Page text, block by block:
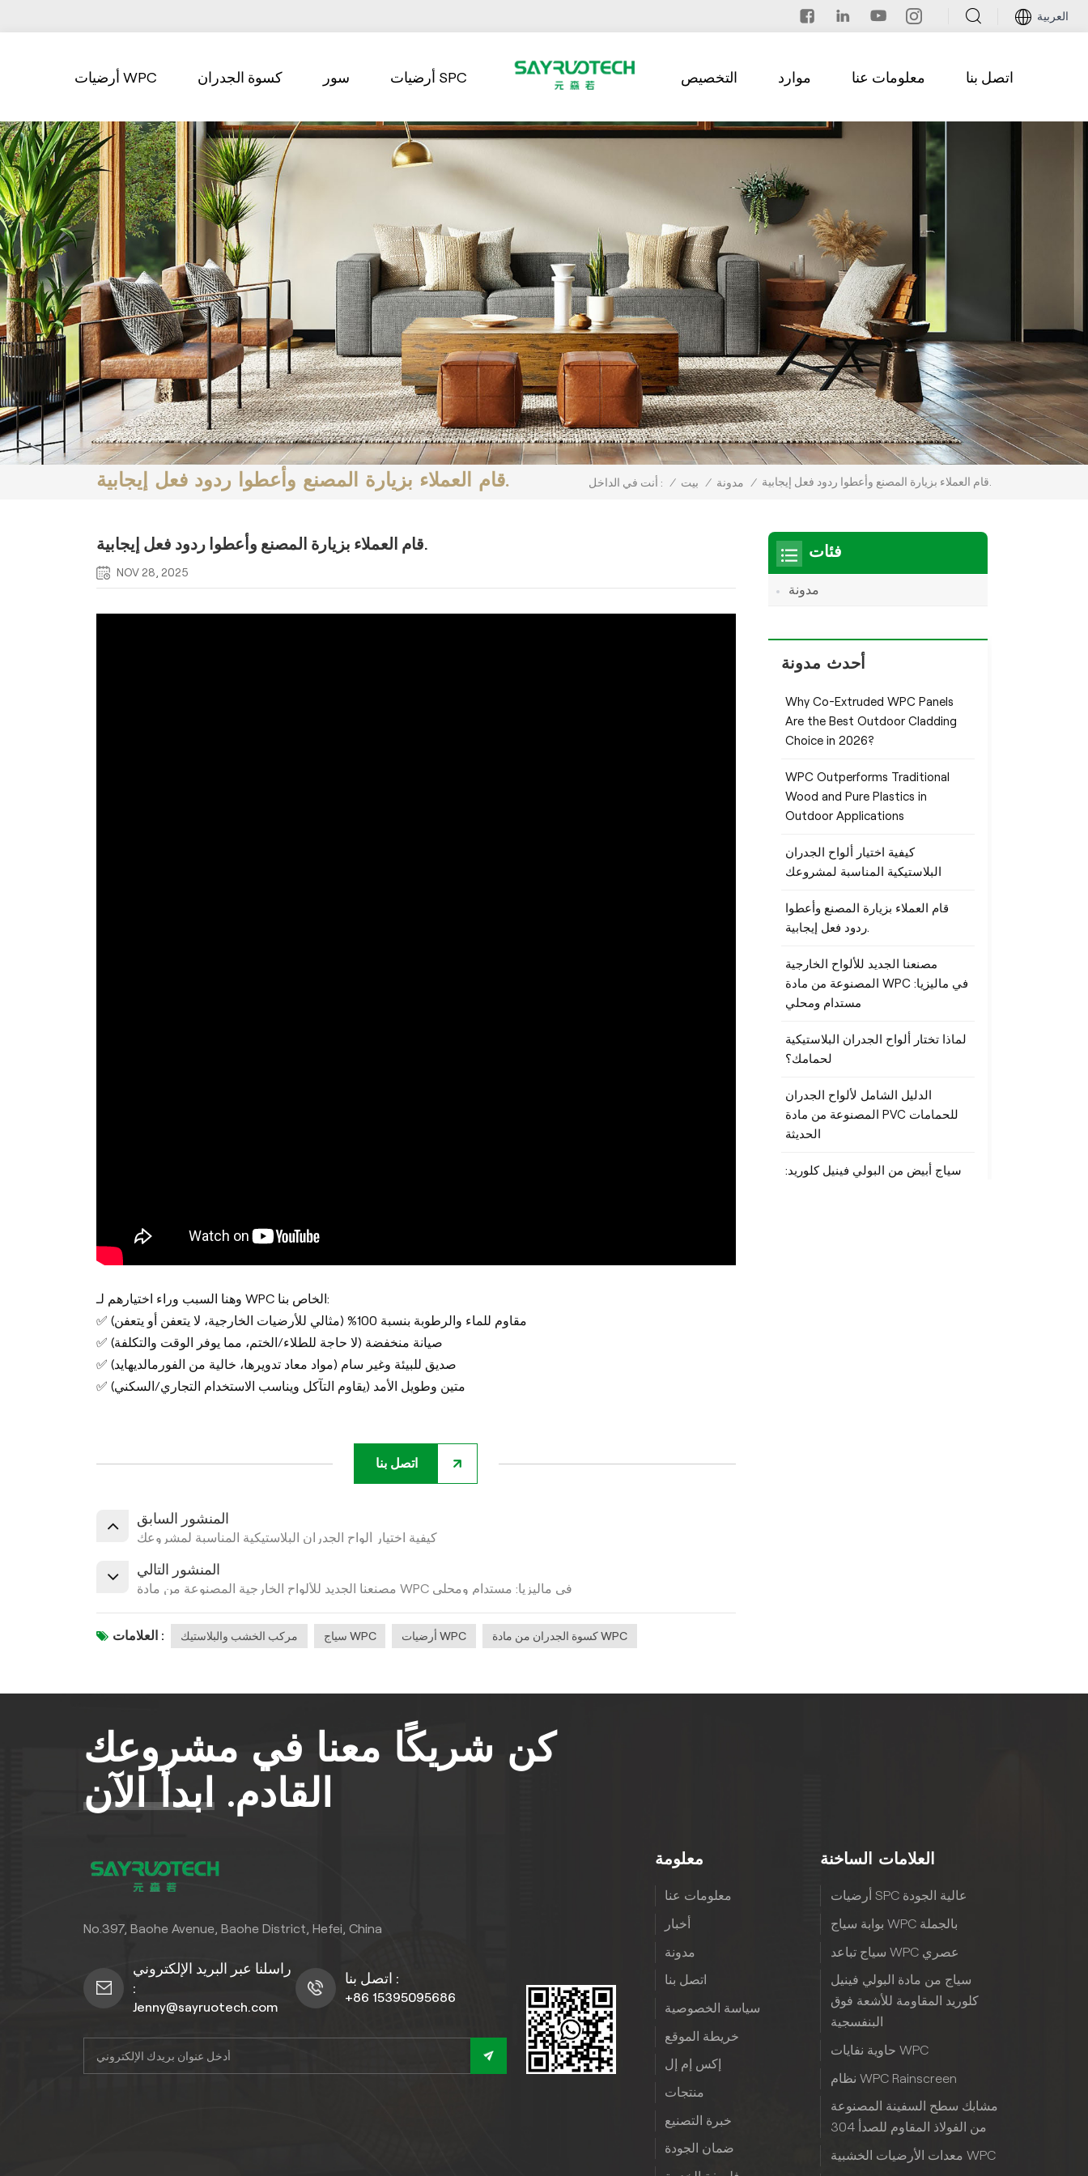
العربية
أرضيات WPC كسوة الجدران سور أرضيات SPC التخصيص موارد معلومات عنا اتصل بنا
قام العملاء بزيارة المصنع وأعطوا ردود فعل إيجابية. أنت في الداخل : / بيت / مدونة /
قام العملاء بزيارة المصنع وأعطوا ردود فعل إيجابية.
NOV 28, 2025
وهنا السبب وراء اختيارهم لـ WPC الخاص بنا:
✅ مقاوم للماء والرطوبة بنسبة 100% (مثالي للأرضيات الخارجية، لا يتعفن أو يتعفن)
✅ صيانة منخفضة (لا حاجة للطلاء/الختم، مما يوفر الوقت والتكلفة)
✅ صديق للبيئة وغير سام (مواد معاد تدويرها، خالية من الفورمالديهايد)
✅ متين وطويل الأمد (يقاوم التآكل ويناسب الاستخدام التجاري/السكني)
اتصل بنا
المنشور السابق
كيفية اختيار ألواح الجدران البلاستيكية المناسبة لمشروعك
المنشور التالي
مصنعنا الجديد للألواح الخارجية المصنوعة من مادة WPC في ماليزيا: مستدام ومحلي
العلامات : مركب الخشب والبلاستيك سياج WPC أرضيات WPC كسوة الجدران من مادة WPC
فئات
مدونة
أحدث مدونة
Why Co-Extruded WPC Panels
Are the Best Outdoor Cladding
Choice in 2026?
WPC Outperforms Traditional
Wood and Pure Plastics in
Outdoor Applications
كيفية اختيار ألواح الجدران
البلاستيكية المناسبة لمشروعك
قام العملاء بزيارة المصنع وأعطوا
ردود فعل إيجابية.
مصنعنا الجديد للألواح الخارجية
المصنوعة من مادة WPC في ماليزيا:
مستدام ومحلي
لماذا تختار ألواح الجدران البلاستيكية
لحمامك؟
الدليل الشامل لألواح الجدران
المصنوعة من مادة PVC للحمامات
الحديثة
سياج أبيض من البولي فينيل كلوريد:
كن شريكًا معنا في مشروعك
القادم. ابدأ الآن
No.397, Baohe Avenue, Baohe District, Hefei, China
راسلنا عبر البريد الإلكتروني
:
Jenny@sayruotech.com
اتصل بنا :
+86 15395095686
معلومة
معلومات عنا
أخبار
مدونة
اتصل بنا
سياسة الخصوصية
خريطة الموقع
إكس إم إل
منتجات
خبرة التصنيع
ضمان الجودة
العلامات الساخنة
أرضيات SPC عالية الجودة
بوابة سياج WPC بالجملة
سياج تباعد WPC عصري
سياج من مادة البولي فينيل
كلوريد المقاومة للأشعة فوق
البنفسجية
حاوية نفايات WPC
نظام WPC Rainscreen
مشابك سطح السفينة المصنوعة
من الفولاذ المقاوم للصدأ 304
معدات الأرضيات الخشبية WPC